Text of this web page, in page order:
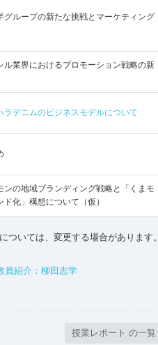
グループの新たな挑戦とマーケティング
ル業界におけるプロモーション戦略の新
ラデニムのビジネスモデルについて
ンの地域ブランディング戦略と「くまモ
ド化」構想について（仮）
ついては、変更する場合があります。
員紹介：柳田志学
授業レポート の一覧